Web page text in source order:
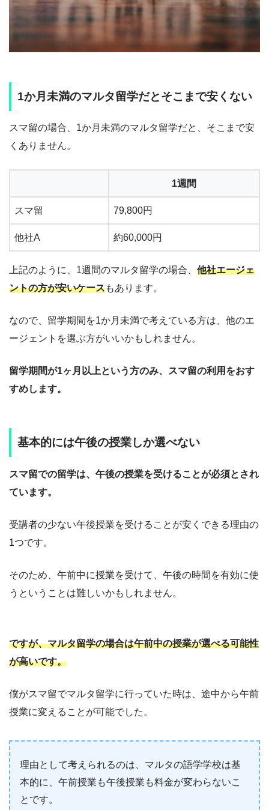
1か月未満のマルタ留学だとそこまで安くない
スマ留の場合、1か月未満のマルタ留学だと、そこまで安
くありません。
1週間
スマ留 79,800円
他社A 約60,000円
上記のように、1週間のマルタ留学の場合、 他社エージェ
ントの方が安いケースもあります。
なので、留学期間を1か月未満で考えている方は、他のエ
ージェントを選ぶ方がいいかもしれません。
留学期間が1ヶ月以上という方のみ、スマ留の利用をおす
すめします。
基本的には午後の授業しか選べない
スマ留での留学は、午後の授業を受けることが必須とされ
ています。
受講者の少ない午後授業を受けることが安くできる理由の
1つです。
そのため、午前中に授業を受けて、午後の時間を有効に使
うということは難しいかもしれません。
ですが、マルタ留学の場合は午前中の授業が選べる可能性
が高いです。
僕がスマ留でマルタ留学に行っていた時は、途中から午前
授業に変えることが可能でした。
理由として考えられるのは、マルタの語学学校は基
本的に、午前授業も午後授業も料金が変わらないこ
とです。